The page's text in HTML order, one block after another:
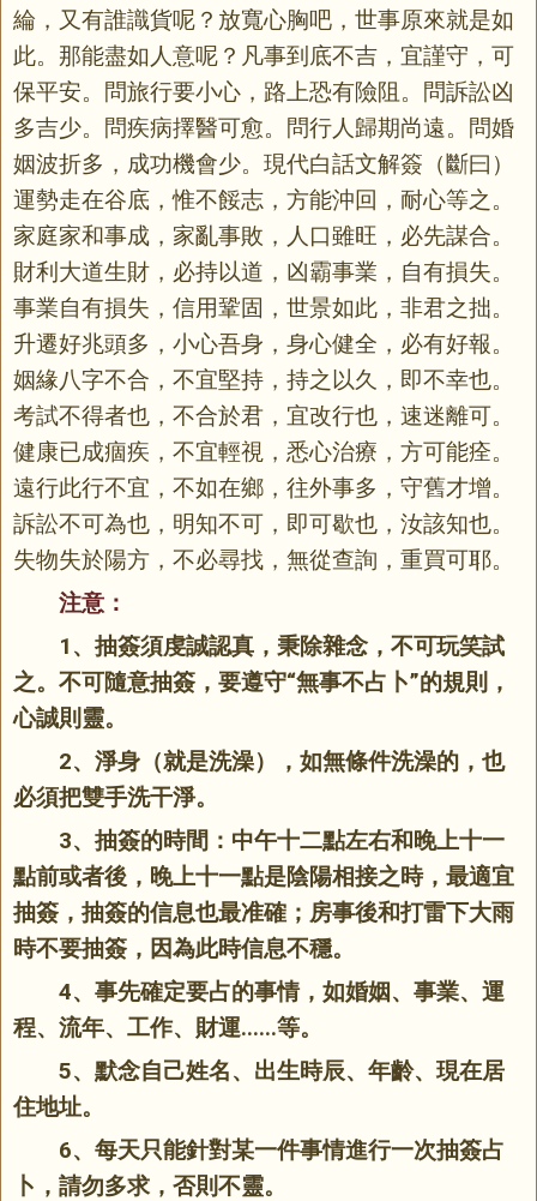
綸，又有誰識貨呢？放寬心胸吧，世事原來就是如
此。那能盡如人意呢？凡事到底不吉，宜謹守，可
保平安。問旅行要小心，路上恐有險阻。問訴訟凶
多吉少。問疾病擇醫可愈。問行人歸期尚遠。問婚
姻波折多，成功機會少。現代白話文解簽（斷曰）
運勢走在谷底，惟不餒志，方能沖回，耐心等之。
家庭家和事成，家亂事敗，人口雖旺，必先謀合。
財利大道生財，必持以道，凶霸事業，自有損失。
事業自有損失，信用鞏固，世景如此，非君之拙。
升遷好兆頭多，小心吾身，身心健全，必有好報。
姻緣八字不合，不宜堅持，持之以久，即不幸也。
考試不得者也，不合於君，宜改行也，速迷離可。
健康已成痼疾，不宜輕視，悉心治療，方可能痊。
遠行此行不宜，不如在鄉，往外事多，守舊才增。
訴訟不可為也，明知不可，即可歇也，汝該知也。
失物失於陽方，不必尋找，無從查詢，重買可耶。
注意：
1、抽簽須虔誠認真，秉除雜念，不可玩笑試
之。不可隨意抽簽，要遵守“無事不占卜”的規則，
心誠則靈。
2、淨身（就是洗澡），如無條件洗澡的，也
必須把雙手洗干淨。
3、抽簽的時間：中午十二點左右和晚上十一
點前或者後，晚上十一點是陰陽相接之時，最適宜
抽簽，抽簽的信息也最准確；房事後和打雷下大雨
時不要抽簽，因為此時信息不穩。
4、事先確定要占的事情，如婚姻、事業、運
程、流年、工作、財運......等。
5、默念自己姓名、出生時辰、年齡、現在居
住地址。
6、每天只能針對某一件事情進行一次抽簽占
卜，請勿多求，否則不靈。